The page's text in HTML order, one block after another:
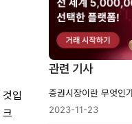
입
크
관련 기사
2023-11-23